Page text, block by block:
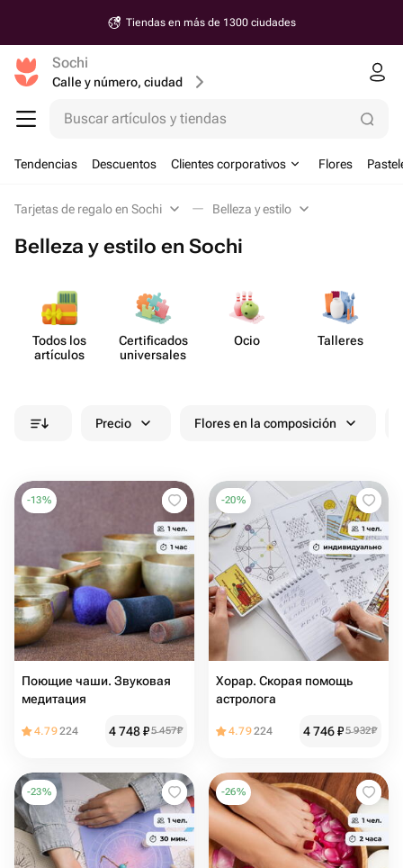
Tiendas en más de 1300 ciudades
Sochi
Calle y número, ciudad
Buscar artículos y tiendas
Tendencias Descuentos Clientes corporativos Flores
Tarjetas de regalo en Sochi Belleza y estilo
Belleza y estilo en Sochi
Todos los
artículos
Certif​icados
unive​rsales
Ocio Talleres
Precio Flores en la composición
-13%
Поющие чаши. Звуковая
медитация
4.79224 4 748₽5 457₽
-20%
Хорар. Скорая помощь
астролога
4.79224 4 746₽5 932₽
-23% -26%